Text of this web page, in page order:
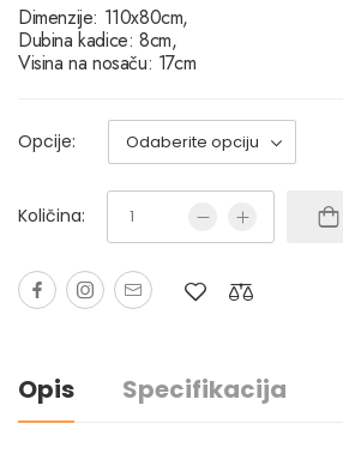
Dimenzije: 110x80cm,
Dubina kadice: 8cm,
Visina na nosaču: 17cm
Opcije:
Količina:
Opis Specifikacija